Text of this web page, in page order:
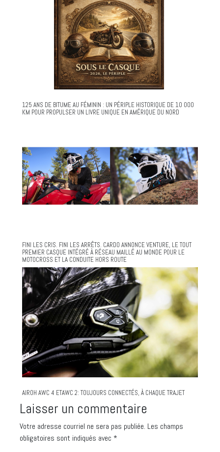
125 ANS DE BITUME AU FÉMININ : UN PÉRIPLE HISTORIQUE DE 10 000
KM POUR PROPULSER UN LIVRE UNIQUE EN AMÉRIQUE DU NORD
FINI LES CRIS. FINI LES ARRÊTS. CARDO ANNONCE VENTURE, LE TOUT
PREMIER CASQUE INTÉGRÉ À RÉSEAU MAILLÉ AU MONDE POUR LE
MOTOCROSS ET LA CONDUITE HORS ROUTE
AIROH AWC 4 ETAWC 2: TOUJOURS CONNECTÉS, À CHAQUE TRAJET
Laisser un commentaire
Votre adresse courriel ne sera pas publiée. Les champs
obligatoires sont indiqués avec *